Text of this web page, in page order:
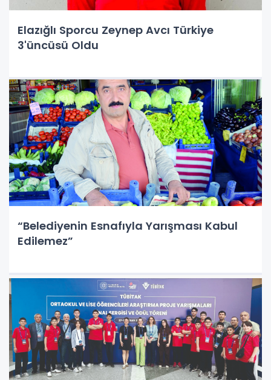
Elazığlı Sporcu Zeynep Avcı Türkiye
3'üncüsü Oldu
“Belediyenin Esnafıyla Yarışması Kabul
Edilemez”